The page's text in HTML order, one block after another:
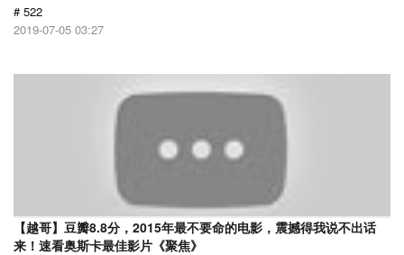
# 522
2019-07-05 03:27
【越哥】豆瓣8.8分，2015年最不要命的电影，震撼得我说不出话
来！速看奥斯卡最佳影片《聚焦》